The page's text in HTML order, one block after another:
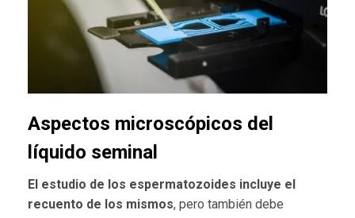
Aspectos microscópicos del
líquido seminal
El estudio de los espermatozoides incluye el
recuento de los mismos, pero también debe